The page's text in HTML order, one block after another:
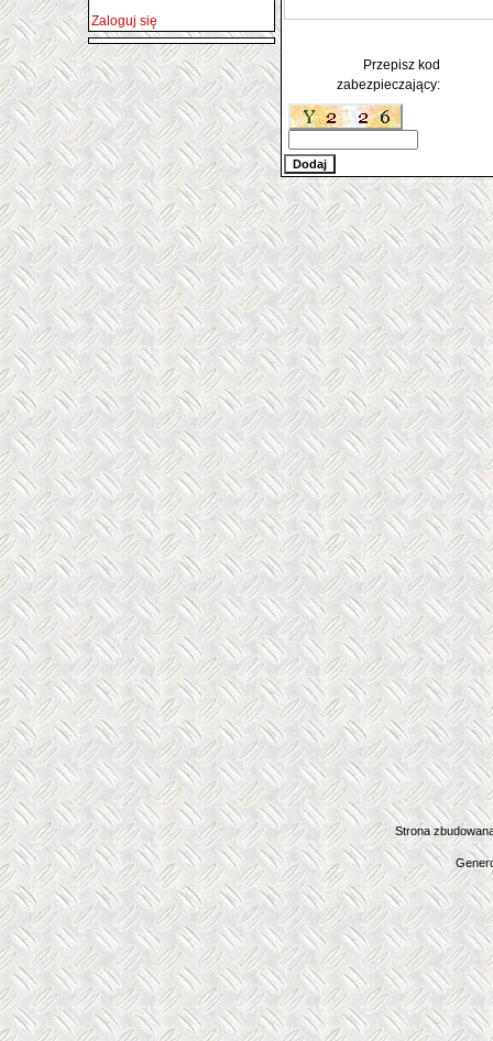
Zaloguj się
Przepisz kod
zabezpieczający:
Strona